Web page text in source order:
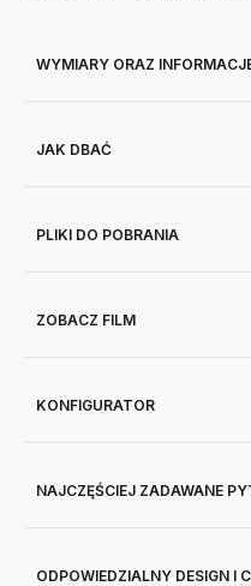
WYMIARY ORAZ
JAK DBAĆ
PLIKI DO POBRANIA
ZOBACZ FILM
KONFIGURATOR
NAJCZĘŚCIEJ ZADAWANE
ODPOWIEDZIALNY DESIGN I